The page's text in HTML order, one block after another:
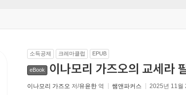
소득공제 크레마클럽 EPUB
eBook 이나모리 가즈오의 교세라
이나모리 가즈오 저/유윤한 역 쌤앤파커스 2025년 11월